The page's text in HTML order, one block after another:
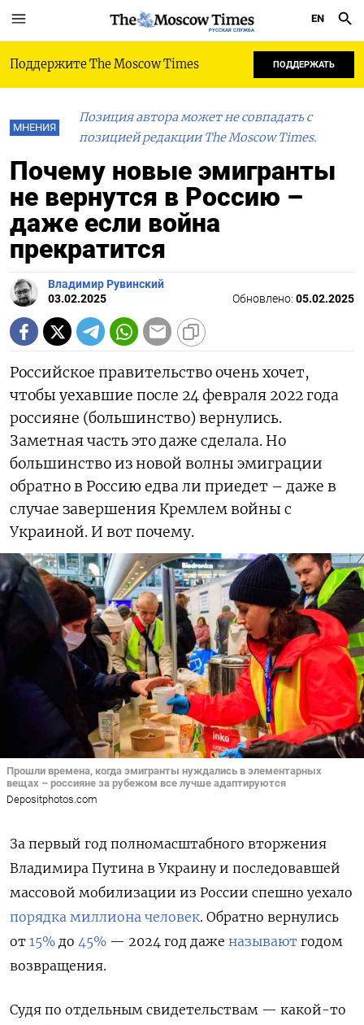
РУССКАЯ СЛУЖБА
EN
Поддержите The Moscow Times ПОДДЕРЖАТЬ
МНЕНИЯ
Позиция автора может не совпадать с
позицией редакции The Moscow Times.
Почему новые эмигранты
не вернутся в Россию –
даже если война
прекратится
Владимир Рувинский
03.02.2025
Обновлено: 05.02.2025
Российское правительство очень хочет,
чтобы уехавшие после 24 февраля 2022 года
россияне (большинство) вернулись.
Заметная часть это даже сделала. Но
большинство из новой волны эмиграции
обратно в Россию едва ли приедет – даже в
случае завершения Кремлем войны с
Украиной. И вот почему.
Прошли времена, когда эмигранты нуждались в элементарных
вещах – россияне за рубежом все лучше адаптируются
Depositphotos.com
За первый год полномасштабного вторжения
Владимира Путина в Украину и последовавшей
массовой мобилизации из России спешно уехало
порядка миллиона человек. Обратно вернулись
от 15% до 45% — 2024 год даже называют годом
возвращения.
Судя по отдельным свидетельствам — какой-то